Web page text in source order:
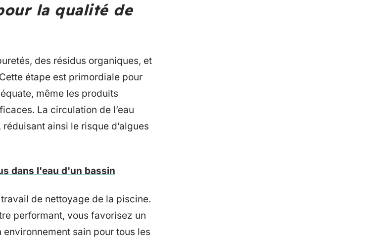
la qualité de
des résidus organiques, et
étape est primordiale pour
même les produits
La circulation de l’eau
ainsi le risque d’algues
dans l'eau d'un bassin
de nettoyage de la piscine.
performant, vous favorisez un
environnement sain pour tous les